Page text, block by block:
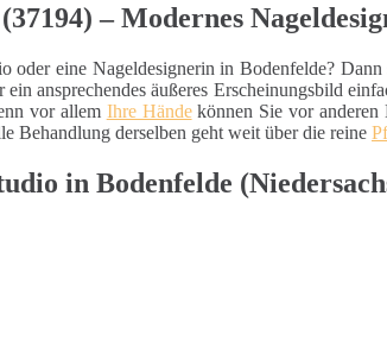
– Modernes
oder eine Nageldesignerin in Bodenfelde?
ein ansprechendes äußeres Erscheinungsbild
vor allem Ihre Händekönnen Sie vor anderen
Behandlung derselben geht weit über die reine
in Bodenfelde